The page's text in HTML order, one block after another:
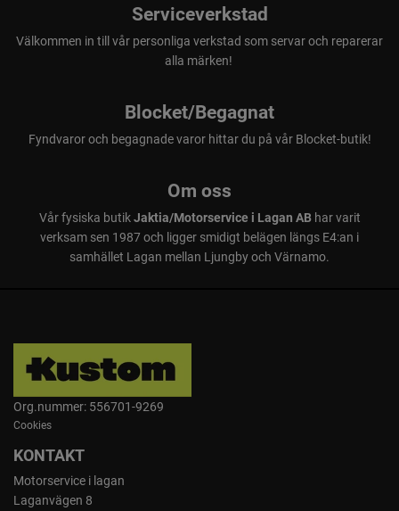
Serviceverkstad
Välkommen in till vår personliga verkstad som servar och reparerar
alla märken!
Blocket/Begagnat
Fyndvaror och begagnade varor hittar du på vår Blocket-butik!
Om oss
Vår fysiska butikJaktia/Motorservice i Lagan ABhar varit
verksam sen 1987 och ligger smidigt belägen längs E4:an i
samhället Lagan mellan Ljungby och Värnamo.
Org.nummer: 556701-9269
Cookies
KONTAKT
Motorservice i lagan
Laganvägen 8